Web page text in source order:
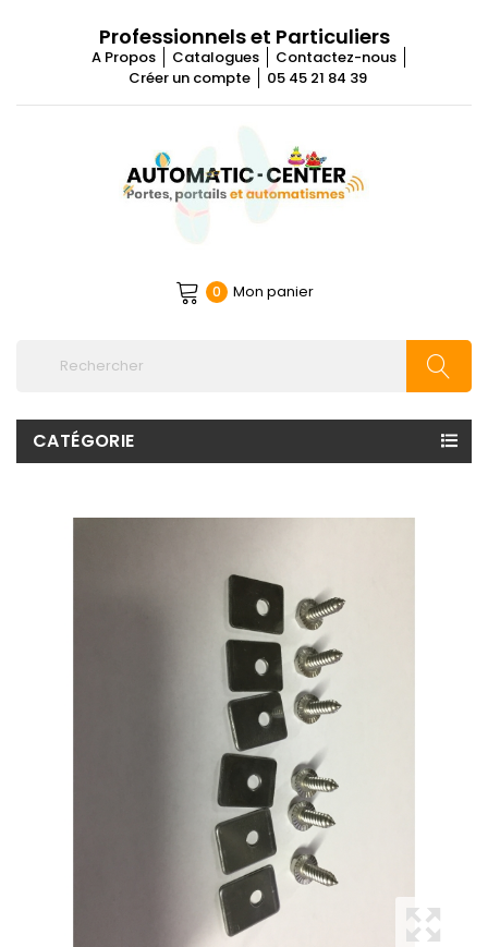
Professionnels et Particuliers
A Propos Catalogues
Contactez-nous
Créer un compte
05 45 21 84 39
0 Mon panier
CATÉGORIE